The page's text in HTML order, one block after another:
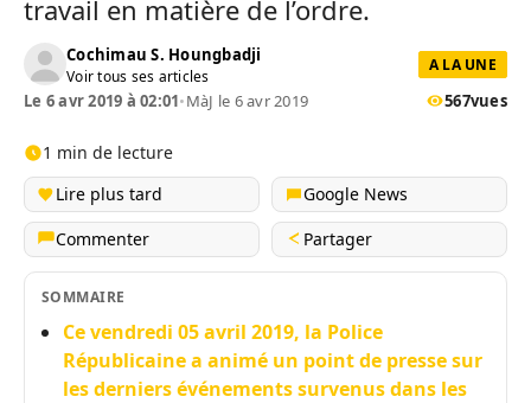
travail en matière de l’ordre.
Cochimau S. Houngbadji
Voir tous ses articles
A LA UNE
Le 6 avr 2019 à 02:01•MàJ le 6 avr 2019 567vues
1 min de lecture
Lire plus tard
Google News
Commenter
Partager
SOMMAIRE
Ce vendredi 05 avril 2019, la Police
Républicaine a animé un point de presse sur
les derniers événements survenus dans les